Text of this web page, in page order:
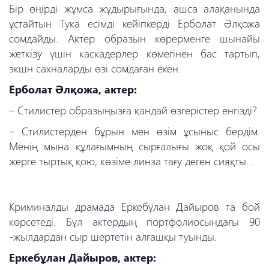
Бір өңірді жұмса жұдырығында, ашса алақанында
ұстайтын Тука есімді кейіпкерді Ерболат Әлқожа
сомдайды. Актер образын көрерменге шынайы
жеткізу үшін каскадерлер көмегінен бас тартып,
экшн сахналарды өзі сомдаған екен.
Ерболат Әлқожа, актер:
– Стилистер образыңызға қандай өзгерістер енгізді?
– Стилистерден бұрын мен өзім ұсыныс бердім.
Менің мына құлағымның сырғалығы жоқ қой осы
жерге тыртық қою, көзіме линза тағу деген сияқты...
Криминалды драмада Еркебұлан Дайыров та бой
көрсетеді. Бұл актердың портфолиосындағы 90
-жылдардан сыр шертетін алғашқы туынды.
Еркебұлан Дайыров, актер: